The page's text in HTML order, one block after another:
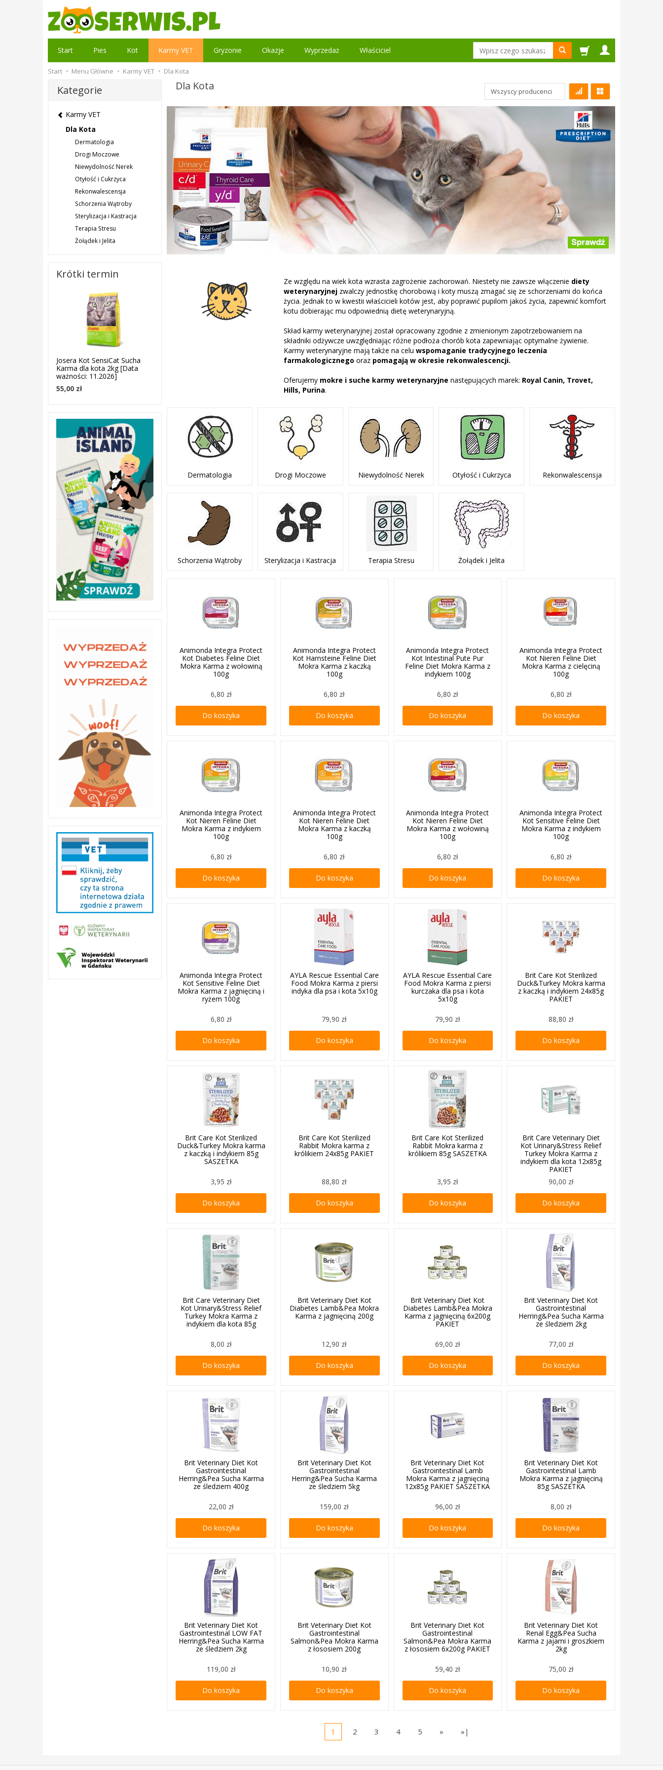
Wyszukaj
Start Pies Kot Karmy VET Gryzonie Okazje Wyprzedaż Właściciel
Start Menu Główne Karmy VET Dla Kota
Dla Kota
Ze względu na wiek kota wzrasta zagrożenie zachorowań. Niestety nie zawsze włączenie diety
weterynaryjnej zwalczy jednostkę chorobową i koty muszą zmagać się ze schorzeniami do końca
życia. Jednak to w kwestii właścicieli kotów jest, aby poprawić pupilom jakoś życia, zapewnić komfort
kotu dobierając mu odpowiednią dietę weterynaryjną.
Skład karmy weterynaryjnej został opracowany zgodnie z zmienionym zapotrzebowaniem na
składniki odżywcze uwzględniając różne podłoża chorób kota zapewniając optymalne żywienie.
Karmy weterynaryjne mają także na celuwspomaganie tradycyjnego leczenia
farmakologicznego oraz pomagają w okresie rekonwalescencji.
Oferujemy mokre i suche karmy weterynaryjne następujących marek: Royal Canin, Trovet,
Hills, Purina.
Dermatologia Drogi Moczowe Niewydolność Nerek Otyłość i Cukrzyca Rekonwalescensja
Schorzenia Wątroby Sterylizacja i Kastracja Terapia Stresu Żołądek i Jelita
Animonda Integra Protect
Kot Diabetes Feline Diet
Mokra Karma z wołowiną
100g
6,80 zł
Do koszyka
Animonda Integra Protect
Kot Harnsteine Feline Diet
Mokra Karma z kaczką
100g
6,80 zł
Do koszyka
Animonda Integra Protect
Kot Intestinal Pute Pur
Feline Diet Mokra Karma z
indykiem 100g
6,80 zł
Do koszyka
Animonda Integra Protect
Kot Nieren Feline Diet
Mokra Karma z cielęciną
100g
6,80 zł
Do koszyka
Animonda Integra Protect
Kot Nieren Feline Diet
Mokra Karma z indykiem
100g
6,80 zł
Do koszyka
Animonda Integra Protect
Kot Nieren Feline Diet
Mokra Karma z kaczką
100g
6,80 zł
Do koszyka
Animonda Integra Protect
Kot Nieren Feline Diet
Mokra Karma z wołowiną
100g
6,80 zł
Do koszyka
Animonda Integra Protect
Kot Sensitive Feline Diet
Mokra Karma z indykiem
100g
6,80 zł
Do koszyka
Animonda Integra Protect
Kot Sensitive Feline Diet
Mokra Karma z jagnięciną i
ryżem 100g
6,80 zł
Do koszyka
AYLA Rescue Essential Care
Food Mokra Karma z piersi
indyka dla psa i kota 5x10g
79,90 zł
Do koszyka
AYLA Rescue Essential Care
Food Mokra Karma z piersi
kurczaka dla psa i kota
5x10g
79,90 zł
Do koszyka
Brit Care Kot Sterilized
Duck&Turkey Mokra karma
z kaczką i indykiem 24x85g
PAKIET
88,80 zł
Do koszyka
Brit Care Kot Sterilized
Duck&Turkey Mokra karma
z kaczką i indykiem 85g
SASZETKA
3,95 zł
Do koszyka
Brit Care Kot Sterilized
Rabbit Mokra karma z
królikiem 24x85g PAKIET
88,80 zł
Do koszyka
Brit Care Kot Sterilized
Rabbit Mokra karma z
królikiem 85g SASZETKA
3,95 zł
Do koszyka
Brit Care Veterinary Diet
Kot Urinary&Stress Relief
Turkey Mokra Karma z
indykiem dla kota 12x85g
PAKIET
90,00 zł
Do koszyka
Brit Care Veterinary Diet
Kot Urinary&Stress Relief
Turkey Mokra Karma z
indykiem dla kota 85g
8,00 zł
Do koszyka
Brit Veterinary Diet Kot
Diabetes Lamb&Pea Mokra
Karma z jagnięciną 200g
12,90 zł
Do koszyka
Brit Veterinary Diet Kot
Diabetes Lamb&Pea Mokra
Karma z jagnięciną 6x200g
PAKIET
69,00 zł
Do koszyka
Brit Veterinary Diet Kot
Gastrointestinal
Herring&Pea Sucha Karma
ze śledziem 2kg
77,00 zł
Do koszyka
Brit Veterinary Diet Kot
Gastrointestinal
Herring&Pea Sucha Karma
ze śledziem 400g
22,00 zł
Do koszyka
Brit Veterinary Diet Kot
Gastrointestinal
Herring&Pea Sucha Karma
ze śledziem 5kg
159,00 zł
Do koszyka
Brit Veterinary Diet Kot
Gastrointestinal Lamb
Mokra Karma z jagnięciną
12x85g PAKIET SASZETKA
96,00 zł
Do koszyka
Brit Veterinary Diet Kot
Gastrointestinal Lamb
Mokra Karma z jagnięciną
85g SASZETKA
8,00 zł
Do koszyka
Brit Veterinary Diet Kot
Gastrointestinal LOW FAT
Herring&Pea Sucha Karma
ze śledziem 2kg
119,00 zł
Do koszyka
Brit Veterinary Diet Kot
Gastrointestinal
Salmon&Pea Mokra Karma
z łososiem 200g
10,90 zł
Do koszyka
Brit Veterinary Diet Kot
Gastrointestinal
Salmon&Pea Mokra Karma
z łososiem 6x200g PAKIET
59,40 zł
Do koszyka
Brit Veterinary Diet Kot
Renal Egg&Pea Sucha
Karma z jajami i groszkiem
2kg
75,00 zł
Do koszyka
1 2 3 4 5 » »|
Kategorie
Karmy VET
Dla Kota
Dermatologia
Drogi Moczowe
Niewydolność Nerek
Otyłość i Cukrzyca
Rekonwalescensja
Schorzenia Wątroby
Sterylizacja i Kastracja
Terapia Stresu
Żołądek i Jelita
Krótki termin
Josera Kot SensiCat Sucha
Karma dla kota 2kg [Data
ważności: 11.2026]
55,00 zł